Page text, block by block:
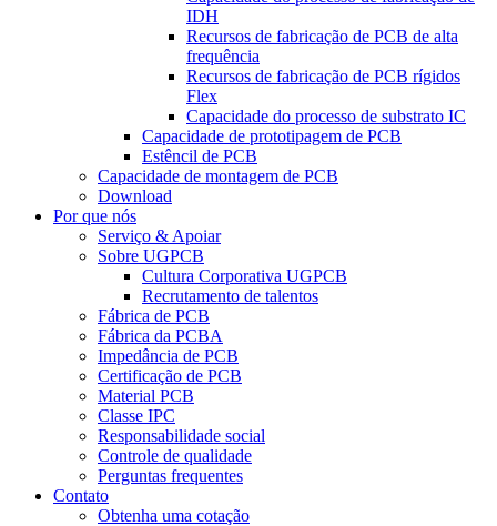
IDH
Recursos de fabricação de PCB de alta
frequência
Recursos de fabricação de PCB rígidos
Flex
Capacidade do processo de substrato IC
Capacidade de prototipagem de PCB
Estêncil de PCB
Capacidade de montagem de PCB
Download
Por que nós
Serviço & Apoiar
Sobre UGPCB
Cultura Corporativa UGPCB
Recrutamento de talentos
Fábrica de PCB
Fábrica da PCBA
Impedância de PCB
Certificação de PCB
Material PCB
Classe IPC
Responsabilidade social
Controle de qualidade
Perguntas frequentes
Contato
Obtenha uma cotação